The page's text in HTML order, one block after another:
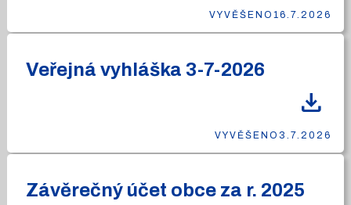
VYVĚŠENO 16.7.2026
Veřejná vyhláška 3-7-2026
download
VYVĚŠENO 3.7.2026
Závěrečný účet obce za r. 2025